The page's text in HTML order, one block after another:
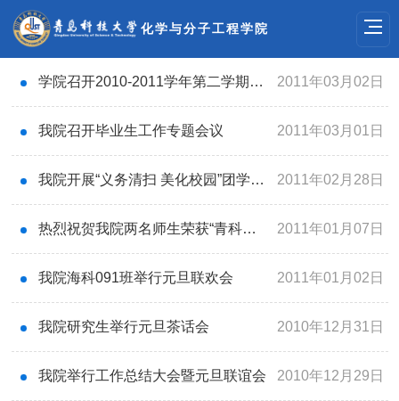
化学与分子工程学院
学院召开2010-2011学年第二学期全院教职工大会 2011年03月02日
我院召开毕业生工作专题会议 2011年03月01日
我院开展“义务清扫 美化校园”团学干部志愿活动 2011年02月28日
热烈祝贺我院两名师生荣获“青科大年度人物” 2011年01月07日
我院海科091班举行元旦联欢会 2011年01月02日
我院研究生举行元旦茶话会 2010年12月31日
我院举行工作总结大会暨元旦联谊会 2010年12月29日